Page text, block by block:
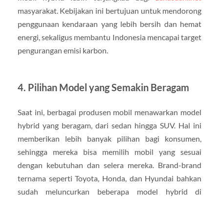
masyarakat. Kebijakan ini bertujuan untuk mendorong
penggunaan kendaraan yang lebih bersih dan hemat
energi, sekaligus membantu Indonesia mencapai target
pengurangan emisi karbon.
4. Pilihan Model yang Semakin Beragam
Saat ini, berbagai produsen mobil menawarkan model
hybrid yang beragam, dari sedan hingga SUV. Hal ini
memberikan lebih banyak pilihan bagi konsumen,
sehingga mereka bisa memilih mobil yang sesuai
dengan kebutuhan dan selera mereka. Brand-brand
ternama seperti Toyota, Honda, dan Hyundai bahkan
sudah meluncurkan beberapa model hybrid di